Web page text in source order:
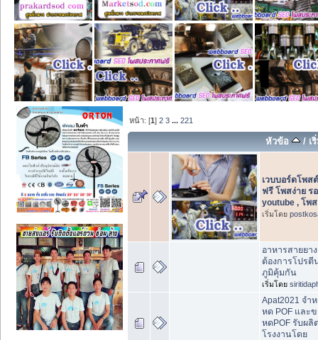
หน้า: [1]2 3 ...221
หัวข้อ / เ
เวบบอร์ดโพส
ฟรี โพสง่าย ร
youtube , โพ
เริ่มโดย
อาหารสายยา
ต้องการโปรตี
ภูมิคุ้มกัน
เริ่มโดย
Apat2021 จำ
หด POF และ
หดPOF รับผลิ
โรงงานโดย